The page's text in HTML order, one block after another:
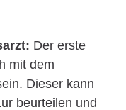
Der erste
mit dem
Dieser kann
beurteilen und